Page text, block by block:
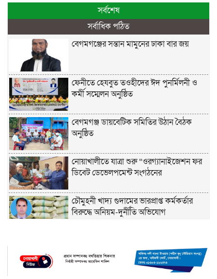
সর্বশেষ
সর্বাধিক পঠিত
বেগমগঞ্জের সন্তান মামুনের ঢাকা বার জয়
ফেনীতে হেযবুত তওহীদের ঈদ পুনর্মিলনী ও
কর্মী সম্মেলন অনুষ্ঠিত
বেগমগঞ্জ ডায়বেটিক সমিতির উঠান বৈঠক
অনুষ্ঠিত
নোয়াখালীতে যাত্রা শুরু “ওরগ্যানাইজেশন ফর
ডিবেট ডেভেলপমেন্ট সংগঠনের
চৌমুহনী খাদ্য গুদামের ভারপ্রাপ্ত কর্মকর্তার
বিরুদ্ধে অনিয়ম-দুর্নীতি অভিযোগ
বনভোজন অনুষ্ঠিত